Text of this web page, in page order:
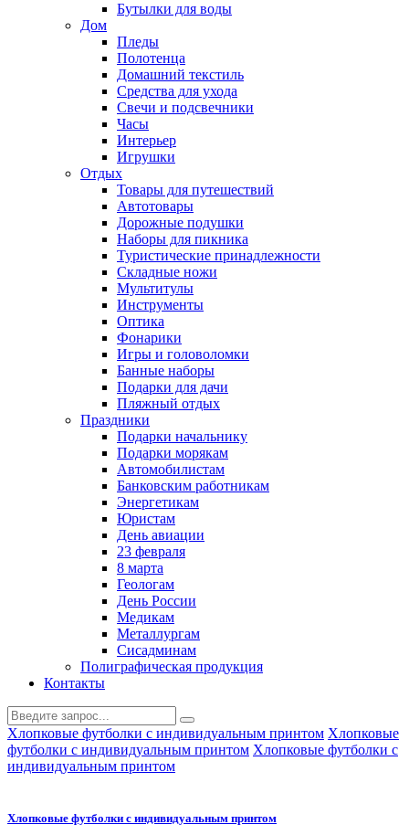
Бутылки для воды
Дом
Пледы
Полотенца
Домашний текстиль
Средства для ухода
Свечи и подсвечники
Часы
Интерьер
Игрушки
Отдых
Товары для путешествий
Автотовары
Дорожные подушки
Наборы для пикника
Туристические принадлежности
Складные ножи
Мультитулы
Инструменты
Оптика
Фонарики
Игры и головоломки
Банные наборы
Подарки для дачи
Пляжный отдых
Праздники
Подарки начальнику
Подарки морякам
Автомобилистам
Банковским работникам
Энергетикам
Юристам
День авиации
23 февраля
8 марта
Геологам
День России
Медикам
Металлургам
Сисадминам
Полиграфическая продукция
Контакты
Хлопковые футболки с индивидуальным принтом Хлопковые
футболки с индивидуальным принтом Хлопковые футболки с
индивидуальным принтом
Хлопковые футболки с индивидуальным принтом